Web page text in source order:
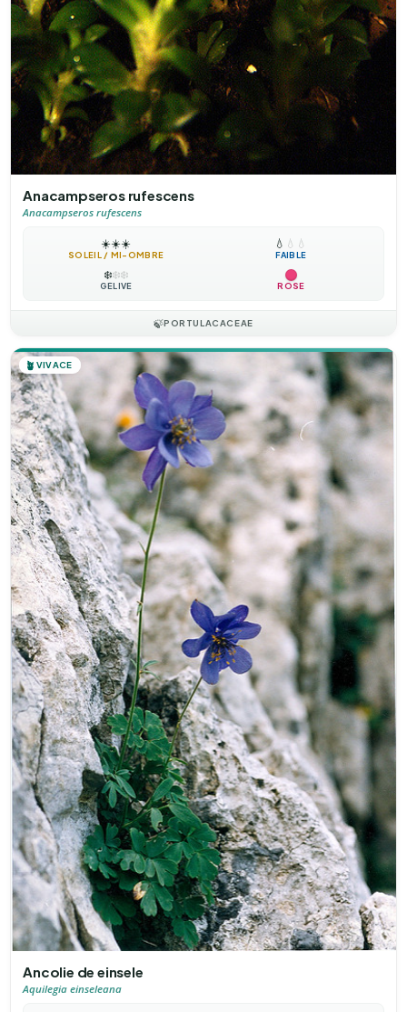
Anacampseros rufescens
Anacampseros rufescens
☀️☀️☀️
SOLEIL / MI-OMBRE
💧 💧 💧
FAIBLE
❄️❄️❄️
GÉLIVE ROSE
🍃PORTULACACEAE
🪴 VIVACE
Ancolie de einsele
Aquilegia einseleana